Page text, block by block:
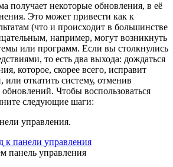
получает некоторые обновления, в её
Это может привести как к
(что и происходит в большинстве
например, могут возникнуть
или программ. Если вы столкнулись
то есть два выхода: дождаться
которое, скорее всего, исправит
откатить систему, отменив
Чтобы воспользоваться
следующие шаги:
управления.
панель управления